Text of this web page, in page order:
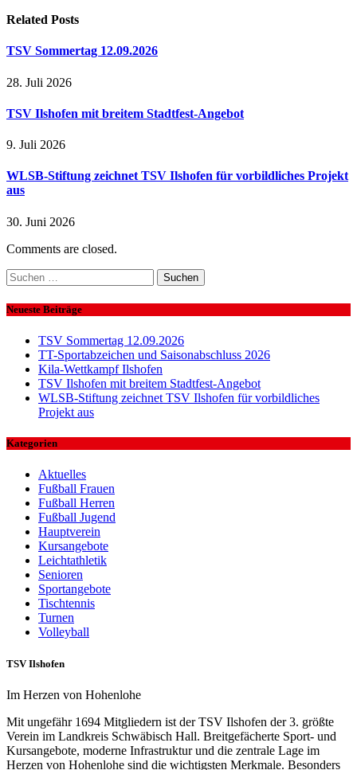
Related Posts
TSV Sommertag 12.09.2026
28. Juli 2026
TSV Ilshofen mit breitem Stadtfest-Angebot
9. Juli 2026
WLSB-Stiftung zeichnet TSV Ilshofen für vorbildliches Projekt
aus
30. Juni 2026
Comments are closed.
Suchen
nach:
Neueste Beiträge
TSV Sommertag 12.09.2026
TT-Sportabzeichen und Saisonabschluss 2026
Kila-Wettkampf Ilshofen
TSV Ilshofen mit breitem Stadtfest-Angebot
WLSB-Stiftung zeichnet TSV Ilshofen für vorbildliches
Projekt aus
Kategorien
Aktuelles
Fußball Frauen
Fußball Herren
Fußball Jugend
Hauptverein
Kursangebote
Leichtathletik
Senioren
Sportangebote
Tischtennis
Turnen
Volleyball
TSV Ilshofen
Im Herzen von Hohenlohe
Mit ungefähr 1694 Mitgliedern ist der TSV Ilshofen der 3. größte
Verein im Landkreis Schwäbisch Hall. Breitgefächerte Sport- und
Kursangebote, moderne Infrastruktur und die zentrale Lage im
Herzen von Hohenlohe sind die wichtigsten Merkmale. Besonders